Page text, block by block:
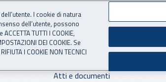
Atti e documenti
I cookie di natura
dell’utente, possono
TUTTI I COOKIE,
DEI COOKIE. Se
I COOKIE NON TECNICI